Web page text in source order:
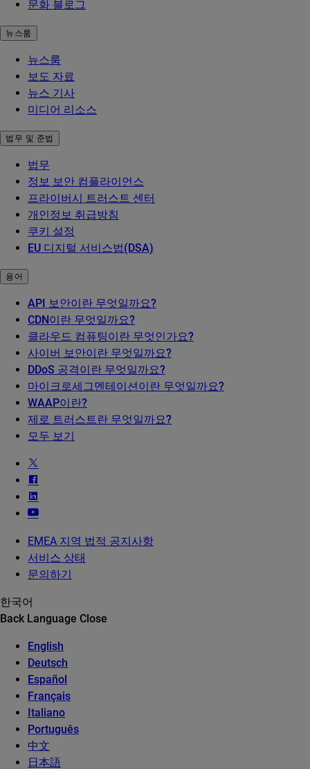
문화 블로그
뉴스룸
뉴스룸
보도 자료
뉴스 기사
미디어 리소스
법무 및 준법
법무
정보 보안 컴플라이언스
프라이버시 트러스트 센터
개인정보 취급방침
쿠키 설정
EU 디지털 서비스법(DSA)
용어
API 보안이란 무엇일까요?
CDN이란 무엇일까요?
클라우드 컴퓨팅이란 무엇인가요?
사이버 보안이란 무엇일까요?
DDoS 공격이란 무엇일까요?
마이크로세그멘테이션이란 무엇일까요?
WAAP이란?
제로 트러스트란 무엇일까요?
모두 보기
EMEA 지역 법적 공지사항
서비스 상태
문의하기
한국어
Back Language Close
English
Deutsch
Español
Français
Italiano
Português
中文
日本語